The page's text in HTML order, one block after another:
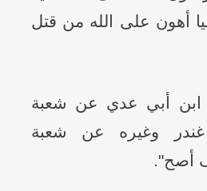
أهون على الله من قتل
ابن أبي عدي عن شعبة
غندر وغيره عن شعبة
أصح".